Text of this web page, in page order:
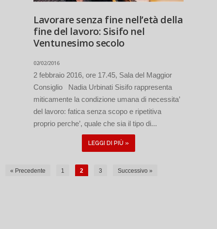
Lavorare senza fine nell’età della
fine del lavoro: Sisifo nel
Ventunesimo secolo
02/02/2016
2 febbraio 2016, ore 17.45, Sala del Maggior
Consiglio Nadia Urbinati Sisifo rappresenta
miticamente la condizione umana di necessita’
del lavoro: fatica senza scopo e ripetitiva
proprio perche’, quale che sia il tipo di...
LEGGI DI PIÙ »
« Precedente 1 2 3 Successivo »